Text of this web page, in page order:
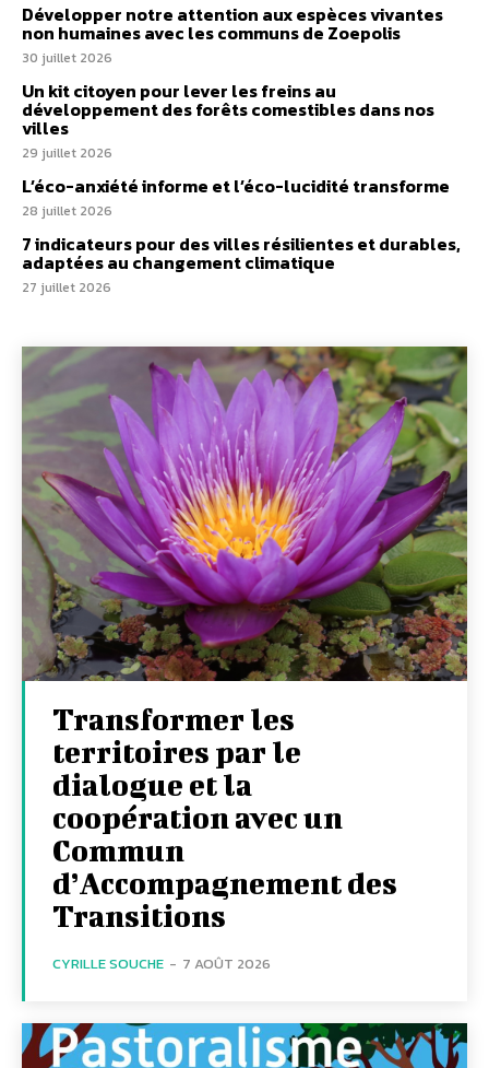
Développer notre attention aux espèces vivantes
non humaines avec les communs de Zoepolis
30 juillet 2026
Un kit citoyen pour lever les freins au
développement des forêts comestibles dans nos
villes
29 juillet 2026
L’éco-anxiété informe et l’éco-lucidité transforme
28 juillet 2026
7 indicateurs pour des villes résilientes et durables,
adaptées au changement climatique
27 juillet 2026
Transformer les
territoires par le
dialogue et la
coopération avec un
Commun
d’Accompagnement des
Transitions
CYRILLE SOUCHE - 7 AOÛT 2026